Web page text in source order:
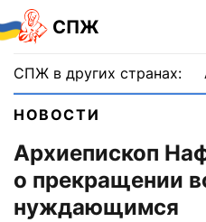
СПЖ
СПЖ в других странах:
НОВОСТИ
Архиепископ
о прекращении
нуждающимся